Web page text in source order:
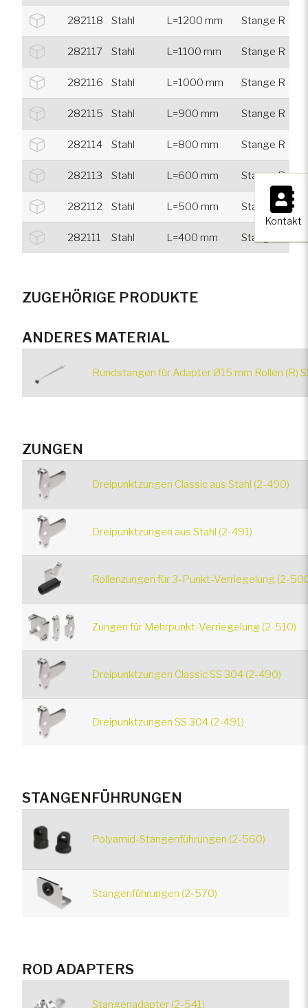
×
Kontakt
282118 Stahl L=1200 mm Stange R
282117 Stahl L=1100 mm Stange R
282116 Stahl L=1000 mm Stange R
282115 Stahl L=900 mm Stange R
282114 Stahl L=800 mm Stange R
282113 Stahl L=600 mm Stange R
282112 Stahl L=500 mm Stange R
282111 Stahl L=400 mm Stange R
ZUGEHÖRIGE PRODUKTE
ANDERES MATERIAL
Rundstangen für Adapter Ø15 mm Rollen (R)
ZUNGEN
Dreipunktzungen Classic aus Stahl (2-490)
Dreipunktzungen aus Stahl (2-491)
Rollenzungen für 3-Punkt-Verriegelung (2-
Zungen für Mehrpunkt-Verriegelung (2-510)
Dreipunktzungen Classic SS 304 (2-490)
Dreipunktzungen SS 304 (2-491)
STANGENFÜHRUNGEN
Polyamid-Stangenführungen (2-560)
Stangenführungen (2-570)
ROD ADAPTERS
Stangenadapter (2-541)